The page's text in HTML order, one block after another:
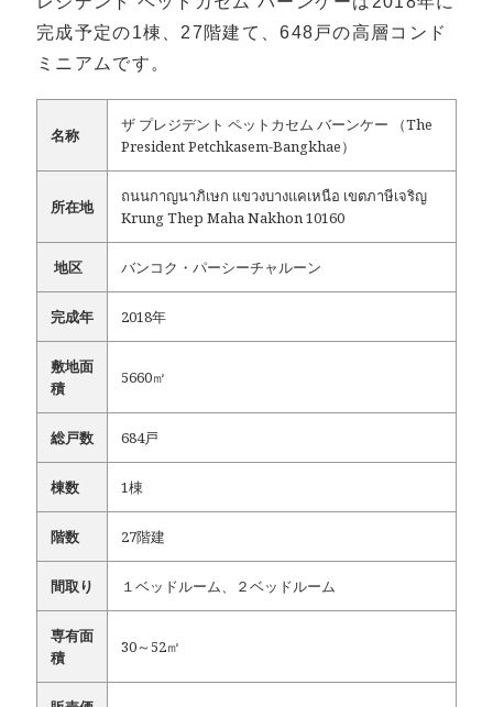
完成予定の1棟、27階建て、648戸の高層コンド
ミニアムです。
名称
ザ プレジデント ペットカセム バーンケー （The
President Petchkasem-Bangkhae）
所在地
ถนนกาญนาภิเษก แขวงบางแคเหนือ เขตภาษีเจริญ
Krung Thep Maha Nakhon 10160
地区 バンコク・パーシーチャルーン
完成年 2018年
敷地面
積
5660㎡
総戸数 684戸
棟数 1棟
階数 27階建
間取り １ベッドルーム、２ベッドルーム
専有面
積
30～52㎡